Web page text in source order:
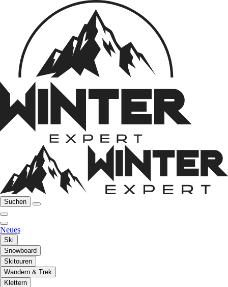
Suchen
Neues
Ski
Snowboard
Skitouren
Wandern & Trek
Klettern